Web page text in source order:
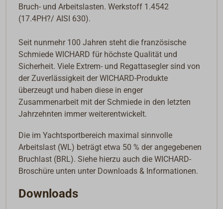
Bruch- und Arbeitslasten. Werkstoff 1.4542
(17.4PH?/ AISI 630).
Seit nunmehr 100 Jahren steht die französische
Schmiede WICHARD für höchste Qualität und
Sicherheit. Viele Extrem- und Regattasegler sind von
der Zuverlässigkeit der WICHARD-Produkte
überzeugt und haben diese in enger
Zusammenarbeit mit der Schmiede in den letzten
Jahrzehnten immer weiterentwickelt.
Die im Yachtsportbereich maximal sinnvolle
Arbeitslast (WL) beträgt etwa 50 % der angegebenen
Bruchlast (BRL). Siehe hierzu auch die WICHARD-
Broschüre unten unter Downloads & Informationen.
Downloads